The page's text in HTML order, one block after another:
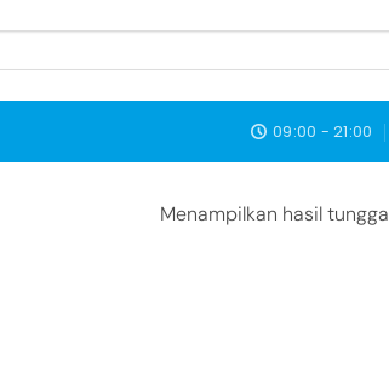
09:00 - 21:00
Menampilkan hasil